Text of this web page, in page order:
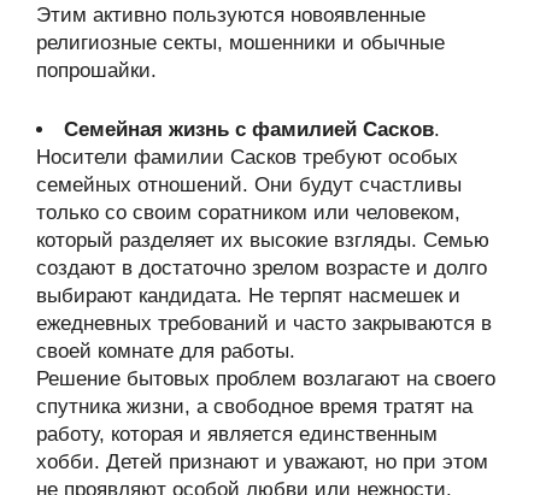
Этим активно пользуются новоявленные
религиозные секты, мошенники и обычные
попрошайки.
Семейная жизнь с фамилией Сасков.
Носители фамилии Сасков требуют особых
семейных отношений. Они будут счастливы
только со своим соратником или человеком,
который разделяет их высокие взгляды. Семью
создают в достаточно зрелом возрасте и долго
выбирают кандидата. Не терпят насмешек и
ежедневных требований и часто закрываются в
своей комнате для работы.
Решение бытовых проблем возлагают на своего
спутника жизни, а свободное время тратят на
работу, которая и является единственным
хобби. Детей признают и уважают, но при этом
не проявляют особой любви или нежности.